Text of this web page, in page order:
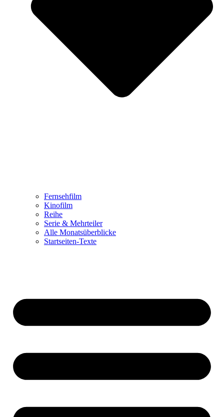
Fernsehfilm
Kinofilm
Reihe
Serie & Mehrteiler
Alle Monatsüberblicke
Startseiten-Texte